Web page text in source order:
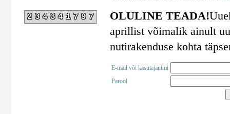
234341797
OLULINE TEADA!
aprillist võimalik ainult
nutirakenduse kohta
E-mail või kasutajanimi
Parool